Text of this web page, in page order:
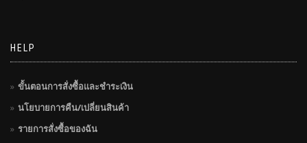
HELP
ขั้นตอนการสั่งซื้อและชำระเงิน
นโยบายการคืน/เปลี่ยนสินค้า
รายการสั่งซื้อของฉัน